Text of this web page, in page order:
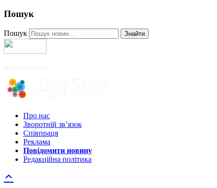
Пошук
Пошук Знайти
Про нас
Зворотній зв’язок
Співпраця
Реклама
Повідомити новину
Редакційна політика